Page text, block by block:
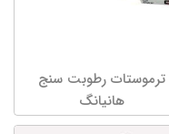
ترموستات رطوبت سنج
هانیانگ